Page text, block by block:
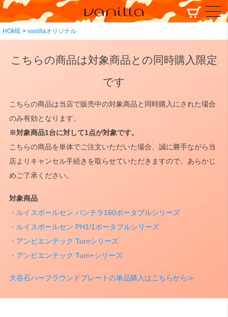
HOME vanillaオリジナル
こちらの商品は対象商品との同時購入限定
です
こちらの商品は当店で販売中の対象商品と同時購入にされた場合
のみ有効となります。
※対象商品1台に対して1点が対象です。
こちらの商品を単体でご注文いただいた場合、誠に勝手ながら当
店よりキャンセル手続きを取らせていただきますので、あらかじ
めご了承ください。
対象商品
・ルイスポールセン パンテラ160ポータブルシリーズ
・ルイスポールセン PH1/1ポータブルシリーズ
・アンビエンテック Turnシリーズ
・アンビエンテック Turn+シリーズ
大谷石ハーフラウンドプレートの単品購入はこちらから≫